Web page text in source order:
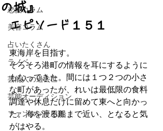
恋愛コラム
美容コラム
占いたくさん
ラノベ
芸能人の過去世
芸能オーディション
ファンタジー用語
の城』
エピソード１５１
東海岸を目指す。
そろそろ港町の情報を耳にするように
もなってきた。間には１つ２つの小さ
な町があったが、れいは最低限の食料
調達や休息だけに留めて東へと向かっ
た。海を渡る船まで近い、となると気
がはやる。